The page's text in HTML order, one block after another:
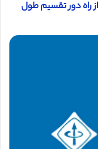
راه دور تقسیم طول